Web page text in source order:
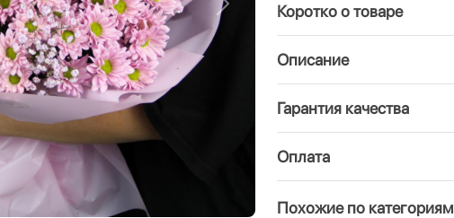
Вперед Коротко о товаре
Описание
Гарантия качества
Оплата
Похожие по категориям